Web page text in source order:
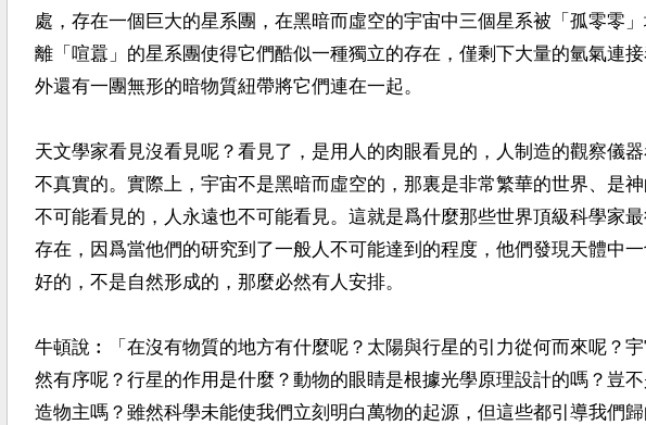
處，存在一個巨大的星系團，在黑暗而虛空的宇宙中三個星系被「孤零零
離「喧囂」的星系團使得它們酷似一種獨立的存在，僅剩下大量的氫氣連
外還有一團無形的暗物質紐帶將它們連在一起。
天文學家看見沒看見呢？看見了，是用人的肉眼看見的，人制造的觀察儀
不真實的。實際上，宇宙不是黑暗而虛空的，那裏是非常繁華的世界、是
不可能看見的，人永遠也不可能看見。這就是爲什麼那些世界頂級科學家
存在，因爲當他們的研究到了一般人不可能達到的程度，他們發現天體中
好的，不是自然形成的，那麼必然有人安排。
牛頓說︰「在沒有物質的地方有什麼呢？太陽與行星的引力從何而來呢？
然有序呢？行星的作用是什麼？動物的眼睛是根據光學原理設計的嗎？豈
造物主嗎？雖然科學未能使我們立刻明白萬物的起源，但這些都引導我們